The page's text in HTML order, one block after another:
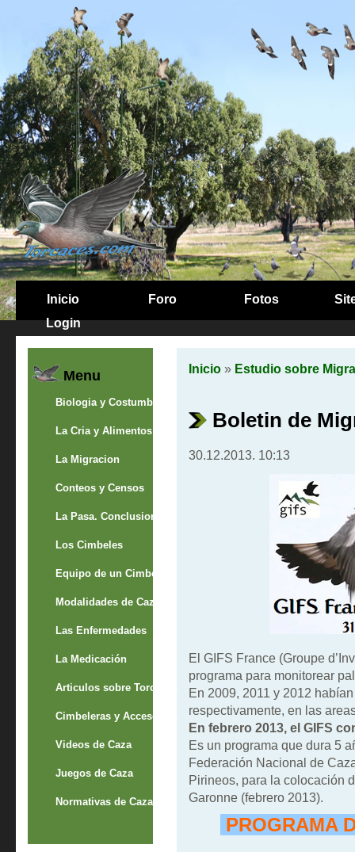
Inicio Foro Fotos
Login
Menu
Biologia y Costumbres
La Cria y Alimentos
La Migracion
Conteos y Censos
La Pasa. Conclusion
Los Cimbeles
Equipo de un Cimbelero
Modalidades de Caza
Las Enfermedades
La Medicación
Articulos sobre Torcaces
Cimbeleras y Accesorios
Videos de Caza
Juegos de Caza
Normativas de Caza
Inicio» Estudio sobre
Boletin de
30.12.2013. 10:13
El GIFS France (Groupe
programa para monitorear
En 2009, 2011 y 2012
respectivamente, en las
En febrero 2013, el GIFS
Es un programa que dura 5
Federación Nacional de
Pirineos, para la colocación
Garonne (febrero 2013).
PROGRAMA